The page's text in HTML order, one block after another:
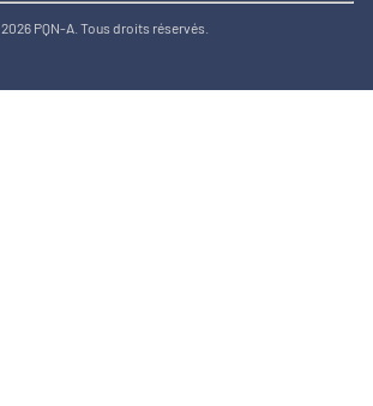
2026 PQN-A. Tous droits réservés.